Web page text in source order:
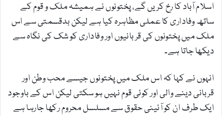
اسلام آباد کا رخ کریں گے، پختونوں نے ہمیشہ ملک و قوم کے
ساتھ وفاداری کا عملی مظاہرہ کیا ہے لیکن بدقسمتی سے اس
ملک میں پختونوں کی قربانیوں اور وفاداری کو شک کی نگاہ سے
دیکھا جاتا ہے۔
انہوں نے کہا کہ اس ملک میں پختونوں جیسے محب وطن اور
قربانی دینے والی اور کوئی قوم نہیں ہو سکتی لیکن اس کے باوجود
ایک طرف ان کو آئینی حقوق سے مسلسل محروم رکھا جارہا ہے